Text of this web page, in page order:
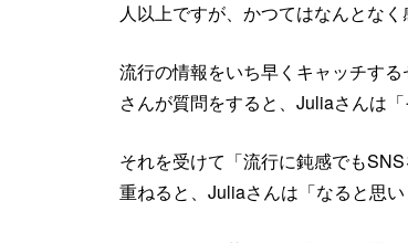
人以上ですが、かつてはなんとな
流行の情報をいち早くキャッチす
さんが質問をすると、Juliaさんは「
それを受けて「流行に鈍感でも
重ねると、Juliaさんは「なると思い